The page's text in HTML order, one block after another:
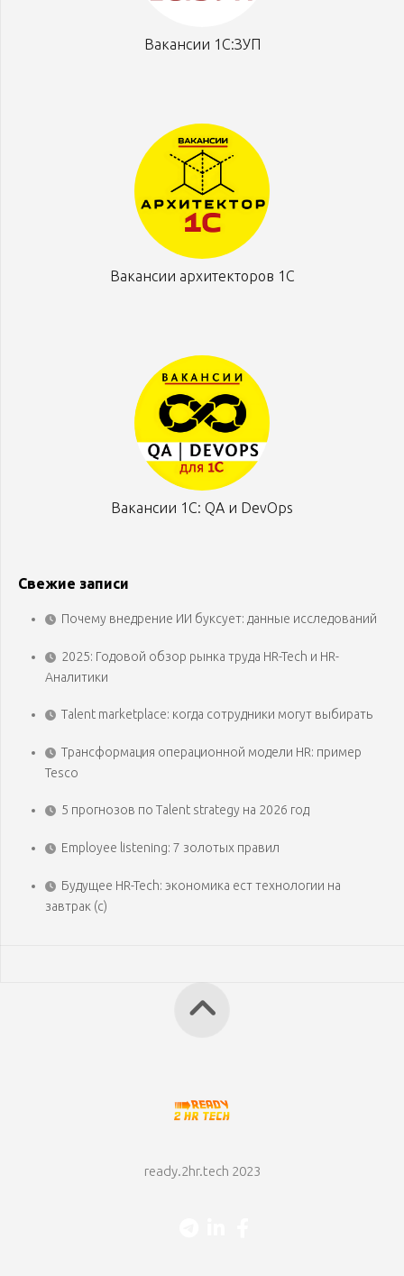
Вакансии 1С:ЗУП
Вакансии архитекторов 1С
Вакансии 1С: QA и DevOps
Свежие записи
Почему внедрение ИИ буксует: данные исследований
2025: Годовой обзор рынка труда HR-Tech и HR-
Аналитики
Talent marketplace: когда сотрудники могут выбирать
Трансформация операционной модели HR: пример
Tesco
5 прогнозов по Talent strategy на 2026 год
Employee listening: 7 золотых правил
Будущее HR-Tech: экономика ест технологии на
завтрак (с)
ready.2hr.tech 2023